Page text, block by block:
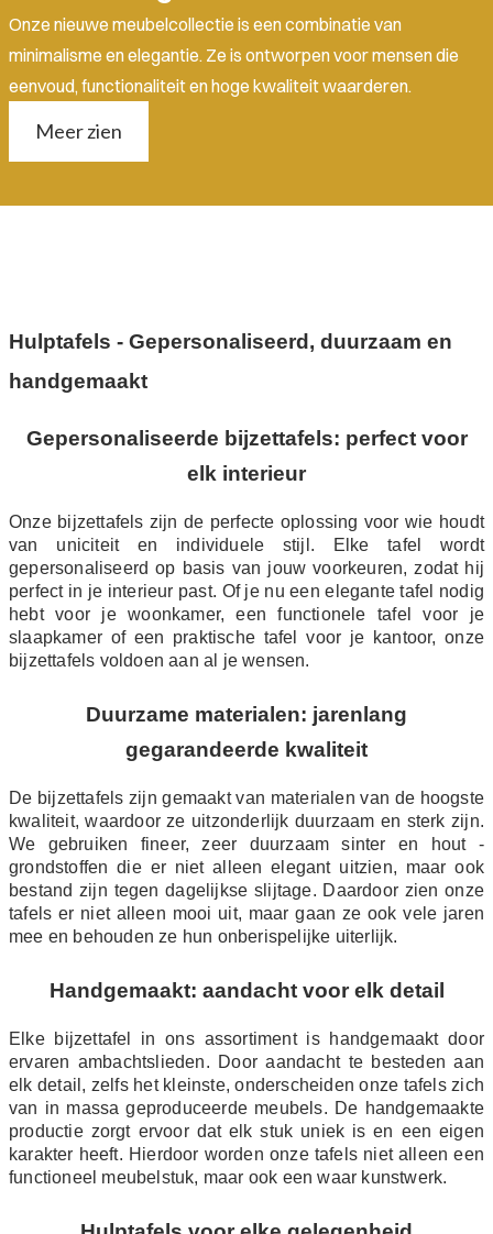
Onze nieuwe meubelcollectie is een combinatie van
minimalisme en elegantie. Ze is ontworpen voor mensen die
eenvoud, functionaliteit en hoge kwaliteit waarderen.
Meer zien
Hulptafels - Gepersonaliseerd, duurzaam en
handgemaakt
Gepersonaliseerde bijzettafels: perfect voor
elk interieur
Onze bijzettafels zijn de perfecte oplossing voor wie houdt
van uniciteit en individuele stijl. Elke tafel wordt
gepersonaliseerd op basis van jouw voorkeuren, zodat hij
perfect in je interieur past. Of je nu een elegante tafel nodig
hebt voor je woonkamer, een functionele tafel voor je
slaapkamer of een praktische tafel voor je kantoor, onze
bijzettafels voldoen aan al je wensen.
Duurzame materialen: jarenlang
gegarandeerde kwaliteit
De bijzettafels zijn gemaakt van materialen van de hoogste
kwaliteit, waardoor ze uitzonderlijk duurzaam en sterk zijn.
We gebruiken fineer, zeer duurzaam sinter en hout -
grondstoffen die er niet alleen elegant uitzien, maar ook
bestand zijn tegen dagelijkse slijtage. Daardoor zien onze
tafels er niet alleen mooi uit, maar gaan ze ook vele jaren
mee en behouden ze hun onberispelijke uiterlijk.
Handgemaakt: aandacht voor elk detail
Elke bijzettafel in ons assortiment is handgemaakt door
ervaren ambachtslieden. Door aandacht te besteden aan
elk detail, zelfs het kleinste, onderscheiden onze tafels zich
van in massa geproduceerde meubels. De handgemaakte
productie zorgt ervoor dat elk stuk uniek is en een eigen
karakter heeft. Hierdoor worden onze tafels niet alleen een
functioneel meubelstuk, maar ook een waar kunstwerk.